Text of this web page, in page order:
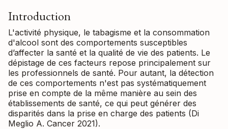
Introduction
L'activité physique, le tabagisme et la consommation
d'alcool sont des comportements susceptibles
d’affecter la santé et la qualité de vie des patients. Le
dépistage de ces facteurs repose principalement sur
les professionnels de santé. Pour autant, la détection
de ces comportements n'est pas systématiquement
prise en compte de la même manière au sein des
établissements de santé, ce qui peut générer des
disparités dans la prise en charge des patients (Di
Meglio A. Cancer 2021).